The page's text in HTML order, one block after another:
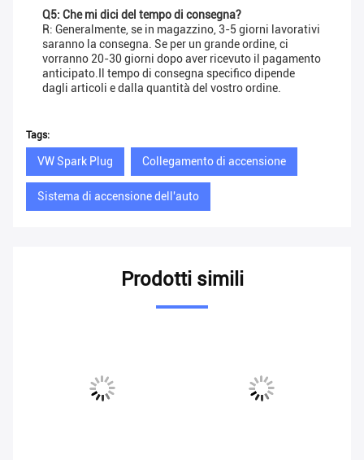
Q5: Che mi dici del tempo di consegna?
R: Generalmente, se in magazzino, 3-5 giorni lavorativi
saranno la consegna. Se per un grande ordine, ci
vorranno 20-30 giorni dopo aver ricevuto il pagamento
anticipato.Il tempo di consegna specifico dipende
dagli articoli e dalla quantità del vostro ordine.
Tags:
VW Spark Plug Collegamento di accensione
Sistema di accensione dell'auto
Prodotti simili